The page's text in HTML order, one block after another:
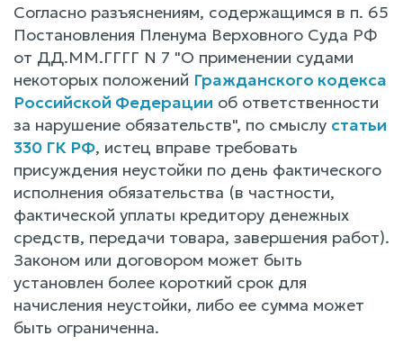
Согласно разъяснениям, содержащимся в п. 65
Постановления Пленума Верховного Суда РФ
от ДД.ММ.ГГГГ N 7 "О применении судами
некоторых положений Гражданского кодекса
Российской Федерации об ответственности
за нарушение обязательств", по смыслу статьи
330 ГК РФ, истец вправе требовать
присуждения неустойки по день фактического
исполнения обязательства (в частности,
фактической уплаты кредитору денежных
средств, передачи товара, завершения работ).
Законом или договором может быть
установлен более короткий срок для
начисления неустойки, либо ее сумма может
быть ограниченна.